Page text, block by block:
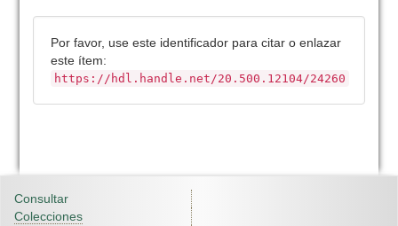
Por favor, use este identificador para citar o enlazar
este ítem:
https://hdl.handle.net/20.500.12104/24260
Consultar
Colecciones